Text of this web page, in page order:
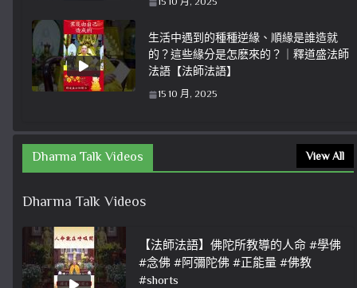
生活中遇到的種種逆緣、順緣是誰造就
的？這些緣分是怎麽來的？｜釋道盛法師
法語【法師法語】
15 10 月, 2025
Dharma Talk Videos View All
Dharma Talk Videos
【法師法語】佛陀所教導的人命 #學佛
#念佛 #阿彌陀佛 #正能量 #佛教
#shorts